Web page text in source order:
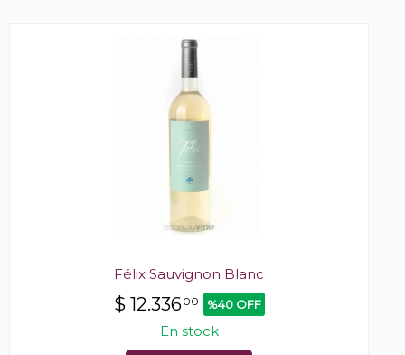
Félix Sauvignon Blanc
$ 12.33600 %40 OFF
En stock